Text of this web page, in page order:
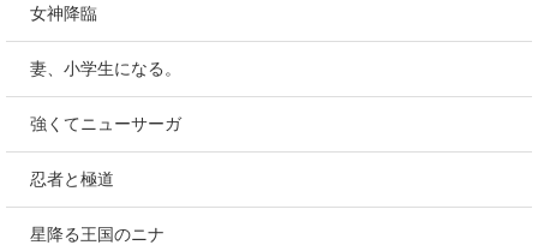
女神降臨
妻、小学生になる。
強くてニューサーガ
忍者と極道
星降る王国のニナ